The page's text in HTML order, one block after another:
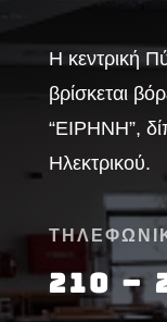
Η κεντρική
βρίσκεται
“ΕΙΡΗΝΗ”,
Ηλεκτρικού.
210 –